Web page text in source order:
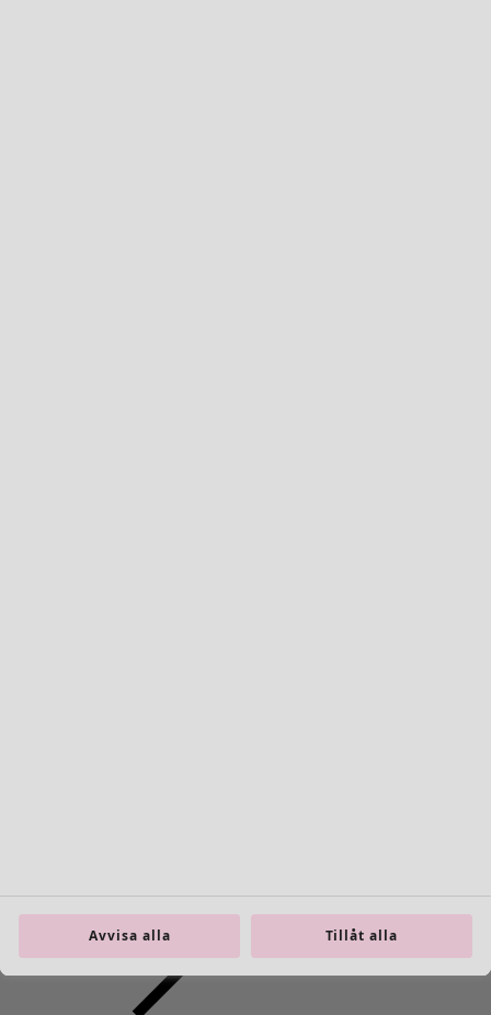
Avvisa alla Tillåt alla